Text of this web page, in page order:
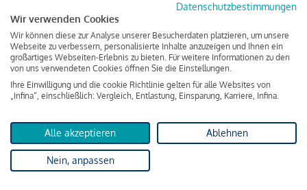
Zu zahlender Gesamtbetrag
Kreditvermittler
INFINA Credit
Broker GmbH
von 237.000 Euro ausgezahlt, um die Wohnung zu kaufen.
Darüber hinaus fallen aber noch einige Gebühren an (z. B. die
Grundbucheintragungsgebühr), sodass die Bank den
Datenschutzbestimmungen
Wir verwenden Cookies
Wir können diese zur Analyse unserer Besucherdaten platzieren, um unsere
Webseite zu verbessern, personalisierte Inhalte anzuzeigen und Ihnen ein
großartiges Webseiten-Erlebnis zu bieten. Für weitere Informationen zu den
von uns verwendeten Cookies öffnen Sie die Einstellungen.
Ihre Einwilligung und die cookie Richtlinie gelten für alle Websites von
„Infina“, einschließlich: Vergleich, Entlastung, Einsparung, Karriere, Infina.
Alle akzeptieren Ablehnen
Nein, anpassen